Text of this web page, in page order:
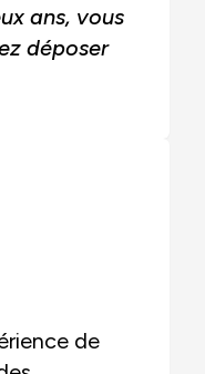
ans, vous
déposer
de